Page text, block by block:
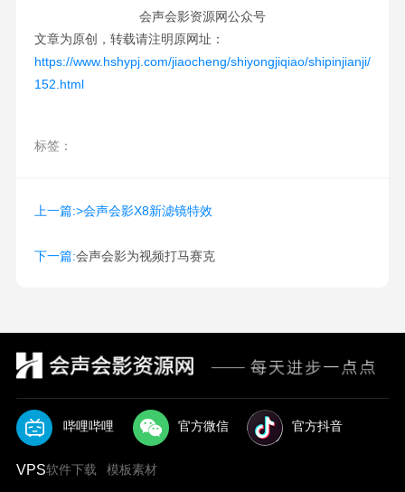
会声会影资源网公众号
文章为原创，转载请注明原网址：
https://www.hshypj.com/jiaocheng/shiyongjiqiao/shipinjianji/
152.html
标签：
上一篇:>会声会影X8新滤镜特效
下一篇:会声会影为视频打马赛克
哔哩哔哩 官方微信 官方抖音
VPS软件下载 模板素材